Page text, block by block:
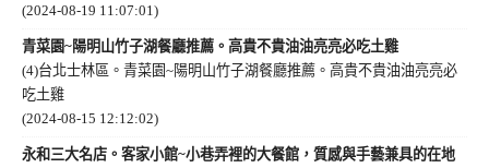
(2024-08-19 11:07:01)
青菜園~陽明山竹子湖餐廳推薦。高貴不貴油油亮亮必吃土雞
(4)台北士林區。青菜園~陽明山竹子湖餐廳推薦。高貴不貴油油亮亮必
吃土雞
(2024-08-15 12:12:02)
永和三大名店。客家小館~小巷弄裡的大餐館，質感與手藝兼具的在地